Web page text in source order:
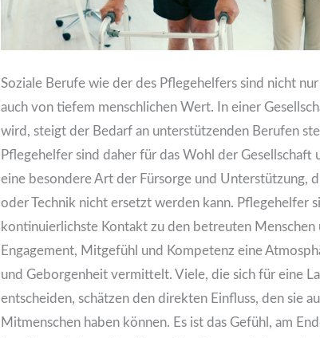
Soziale Berufe wie der des Pflegehelfers sind nicht
auch von tiefem menschlichen Wert. In einer
wird, steigt der Bedarf an unterstützenden Berufen
Pflegehelfer sind daher für das Wohl der Gesellschaft
eine besondere Art der Fürsorge und Unterstützung,
oder Technik nicht ersetzt werden kann. Pflegehelfer
kontinuierlichste Kontakt zu den betreuten Menschen
Engagement, Mitgefühl und Kompetenz eine
und Geborgenheit vermittelt. Viele, die sich für eine
entscheiden, schätzen den direkten Einfluss, den sie
Mitmenschen haben können. Es ist das Gefühl, am